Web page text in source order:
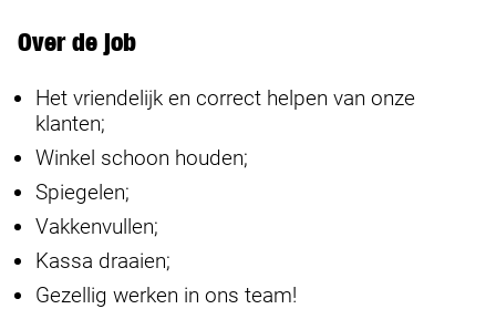
Over de job
Het vriendelijk en correct helpen van onze
klanten;
Winkel schoon houden;
Spiegelen;
Vakkenvullen;
Kassa draaien;
Gezellig werken in ons team!